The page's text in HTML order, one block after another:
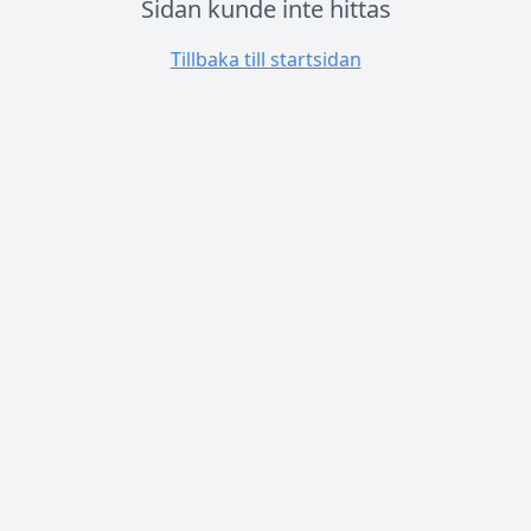
Sidan kunde inte hittas
Tillbaka till startsidan